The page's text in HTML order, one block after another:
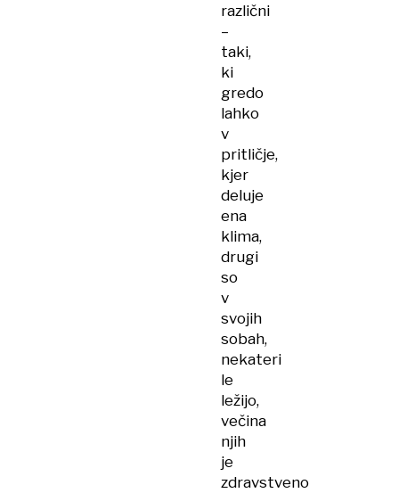
različni
–
taki,
ki
gredo
lahko
v
pritličje,
kjer
deluje
ena
klima,
drugi
so
v
svojih
sobah,
nekateri
le
ležijo,
večina
njih
je
zdravstveno